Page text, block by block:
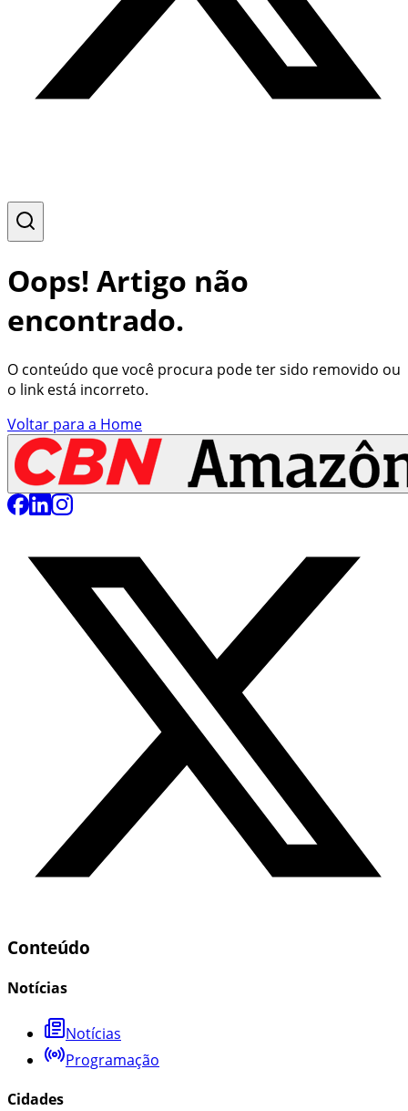
Oops! Artigo não
encontrado.
O conteúdo que você procura pode ter sido removido ou
o link está incorreto.
Voltar para a Home
Conteúdo
Notícias
Notícias
Programação
Cidades